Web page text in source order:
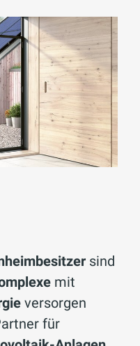
sind
mit
versorgen
für